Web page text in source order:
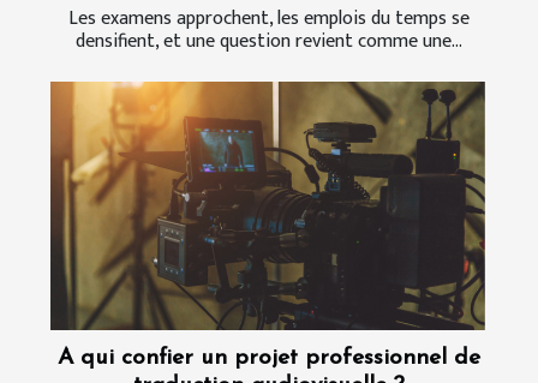
Les examens approchent, les emplois du temps se
densifient, et une question revient comme une...
A qui confier un projet professionnel de